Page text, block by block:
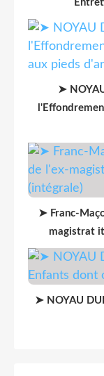
➤
➤ Franc-
magistrat
➤ NOYAU